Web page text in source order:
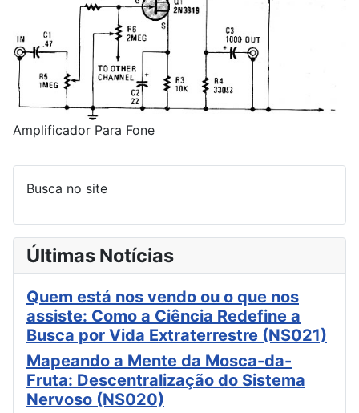
Amplificador Para Fone
Busca no site
Últimas Notícias
Quem está nos vendo ou o que nos
assiste: Como a Ciência Redefine a
Busca por Vida Extraterrestre (NS021)
Mapeando a Mente da Mosca-da-
Fruta: Descentralização do Sistema
Nervoso (NS020)